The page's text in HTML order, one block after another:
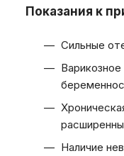
Показания к
Сильные
Наличие